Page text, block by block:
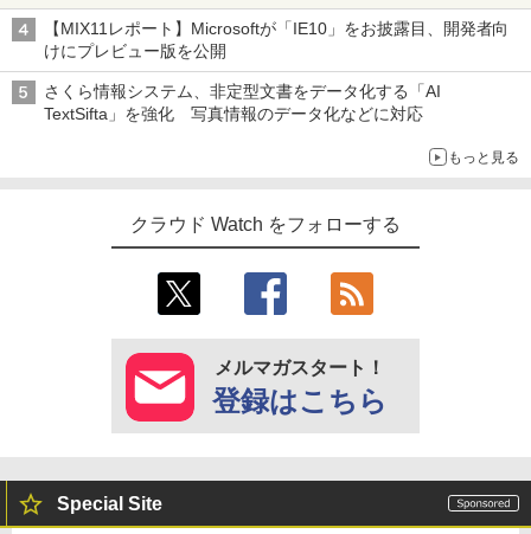
【MIX11レポート】Microsoftが「IE10」をお披露目、開発者向
けにプレビュー版を公開
さくら情報システム、非定型文書をデータ化する「AI
TextSifta」を強化 写真情報のデータ化などに対応
もっと見る
クラウド Watch をフォローする
メルマガスタート！
登録はこちら
Special Site